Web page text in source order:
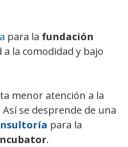
para la fundación
la comodidad y bajo
menor atención a la
se desprende de una
para la
.